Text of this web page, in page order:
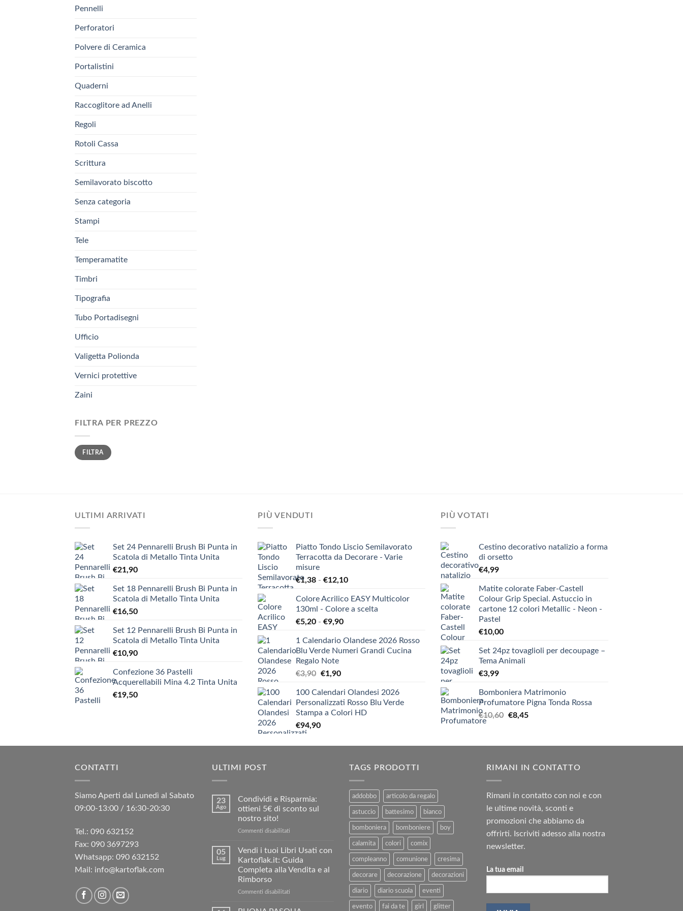
Pennelli
Perforatori
Polvere di Ceramica
Portalistini
Quaderni
Raccoglitore ad Anelli
Regoli
Rotoli Cassa
Scrittura
Semilavorato biscotto
Senza categoria
Stampi
Tele
Temperamatite
Timbri
Tipografia
Tubo Portadisegni
Ufficio
Valigetta Polionda
Vernici protettive
Zaini
FILTRA PER PREZZO
Prezzo
Min
Prezzo
MaxFILTRA
ULTIMI ARRIVATI
Set 24 Pennarelli Brush Bi Punta in
Scatola di Metallo Tinta Unita
€21,90
Set 18 Pennarelli Brush Bi Punta in
Scatola di Metallo Tinta Unita
€16,50
Set 12 Pennarelli Brush Bi Punta in
Scatola di Metallo Tinta Unita
€10,90
Confezione 36 Pastelli
Acquerellabili Mina 4.2 Tinta Unita
€19,50
PIÙ VENDUTI
Piatto Tondo Liscio Semilavorato
Terracotta da Decorare - Varie
misure
€1,38 - €12,10Fascia
prezzo:
da
€12,10
Colore Acrilico EASY Multicolor
130ml - Colore a scelta
€5,20 - €9,90Fascia
prezzo:
da
1 Calendario Olandese 2026 Rosso
Blu Verde Numeri Grandi Cucina
Regalo Note
€3,90 Il
originale
era:
€3,90.
€1,90Il
attuale
è:
€1,90.
100 Calendari Olandesi 2026
Personalizzati Rosso Blu Verde
Stampa a Colori HD
€94,90
PIÙ VOTATI
Cestino decorativo natalizio a forma
di orsetto
€4,99
Matite colorate Faber-Castell
Colour Grip Special. Astuccio in
cartone 12 colori Metallic - Neon -
Pastel
€10,00
Set 24pz tovaglioli per decoupage –
Tema Animali
€3,99
Bomboniera Matrimonio
Profumatore Pigna Tonda Rossa
€10,60 Il
era:
€8,45Il
è:
CONTATTI
Siamo Aperti dal Lunedì al Sabato
09:00-13:00 / 16:30-20:30
Tel.: 090 632152
Fax: 090 3697293‬
Whatsapp: 090 632152
Mail: info@kartoflak.com
ULTIMI POST
23
Ago
Condividi e Risparmia:
ottieni 5€ di sconto sul
nostro sito!
Commenti disabilitati
Risparmia:
5€
nostro
05
Lug
Vendi i tuoi Libri Usati con
Kartoflak.it: Guida
Completa alla Vendita e al
Rimborso
Commenti disabilitati
i
TAGS PRODOTTI
addobbo articolo da regalo
astuccio battesimo bianco
bomboniera bomboniere boy
calamita colori comix
compleanno comunione cresima
decorare decorazione decorazioni
diario diario scuola eventi
evento fai da te girl glitter
RIMANI IN CONTATTO
Rimani in contatto con noi e con
le ultime novità, sconti e
promozioni che abbiamo da
offrirti. Iscriviti adesso alla nostra
newsletter.
La tua email